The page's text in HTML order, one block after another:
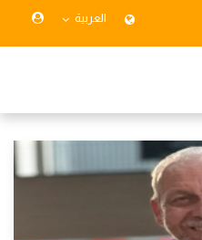
العربية